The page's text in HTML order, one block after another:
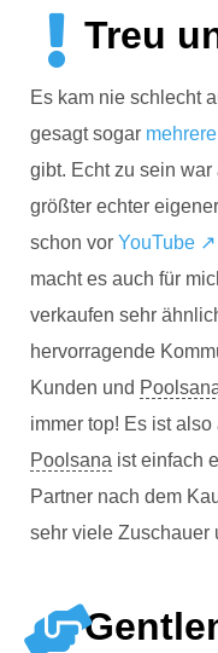
Treu
Es kam nie schlecht
gesagt sogar
gibt. Echt zu sein
größter echter
schon vor YouTube ↗
macht es auch für
verkaufen sehr
hervorragende
Kunden und
immer top! Es ist
Poolsana ist einfach
Partner nach dem
sehr viele Zuschauer